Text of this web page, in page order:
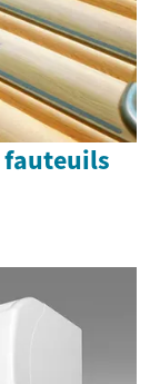
fauteuils